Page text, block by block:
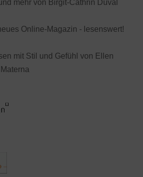
mehr von Birgit-Cathrin Duval
Online-Magazin - lesenswert!
mit Stil und Gefühl von Ellen